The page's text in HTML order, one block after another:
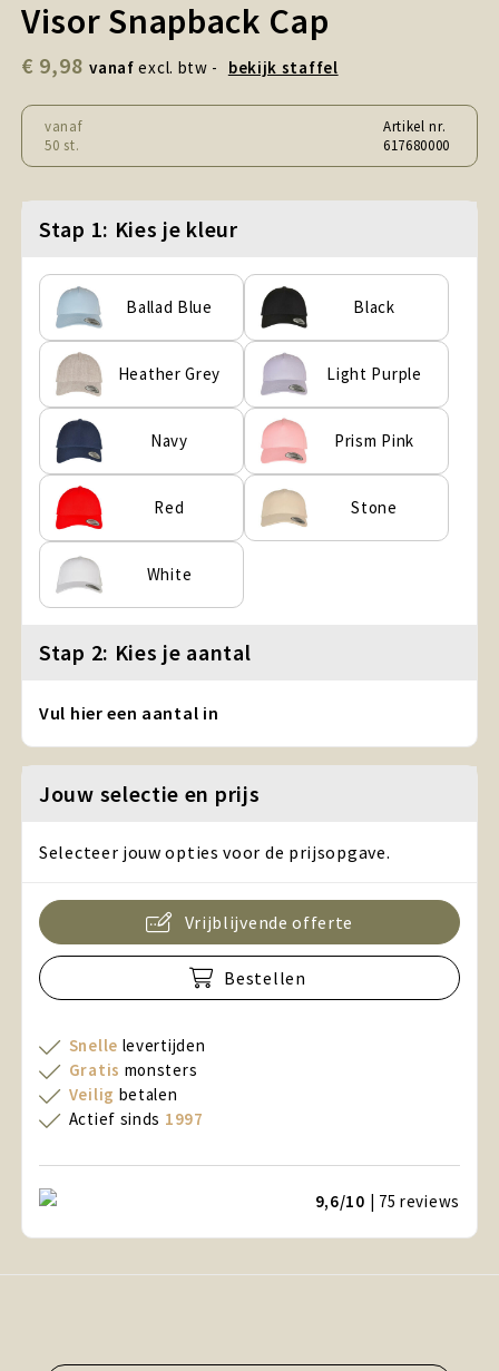
Snoepgoed en Koek
Sport, Spel en Speelgoed
Strand en Zomer
Tassen
Textiel, Kleding en Caps
Wijngeschenken
Visor Snapback Cap
€ 9,98 vanaf excl. btw - bekijk staffel
vanaf
50 st.
Artikel nr.
617680000
Stap 1: Kies je kleur
Ballad Blue Black
Heather Grey Light Purple
Navy Prism Pink
Red Stone
White
Stap 2: Kies je aantal
Vul hier een aantal in
Jouw selectie en prijs
Selecteer jouw opties voor de prijsopgave.
Vrijblijvende offerte
Bestellen
Snelle levertijden
Gratis monsters
Veilig betalen
Actief sinds 1997
9,6/10 | 75reviews